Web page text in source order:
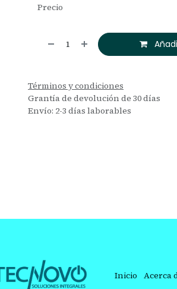
Precio
Términos y condiciones
Grantía de devolución de 30 días
Envío: 2-3 días laborables
Inicio Acerca